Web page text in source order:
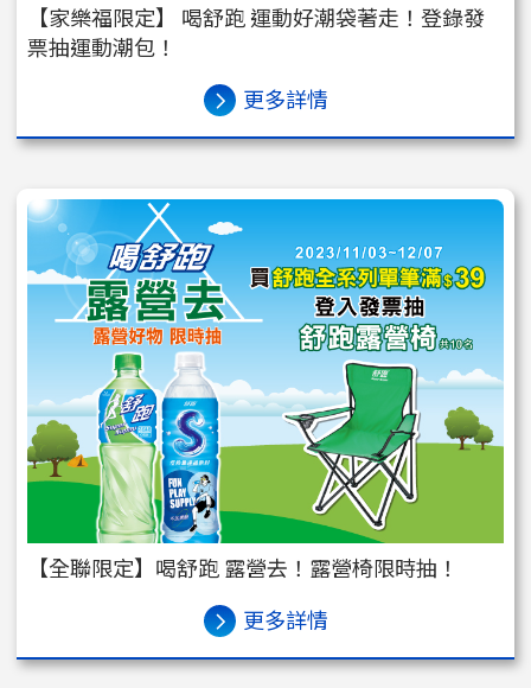
【家樂福限定】 喝舒跑 運動好潮袋著走！登錄發
票抽運動潮包！
更多詳情
【全聯限定】喝舒跑 露營去！露營椅限時抽！
更多詳情